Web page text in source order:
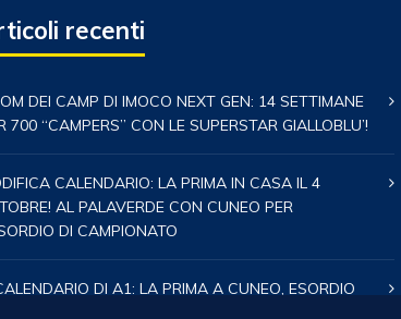
recenti
DEI CAMP DI IMOCO NEXT GEN: 14 SETTIMANE
700 “CAMPERS” CON LE SUPERSTAR GIALLOBLU’!
CALENDARIO: LA PRIMA IN CASA IL 4
AL PALAVERDE CON CUNEO PER
DI CAMPIONATO
DI A1: LA PRIMA A CUNEO, ESORDIO